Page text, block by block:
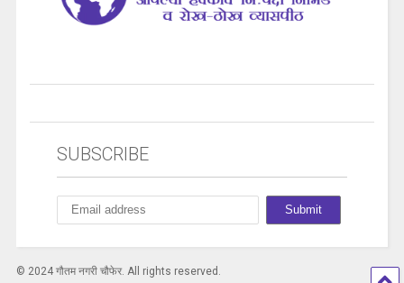
SUBSCRIBE
© 2024 गौतम नगरी चौफेर. All rights reserved.